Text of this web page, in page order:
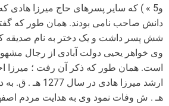
و5 » ) که سایر پسرهای حاج میرزا هادی
دانش صاحب نامی بودند. همان طور که
شش پسر داشت و یک دختر به نام صدیقه
وی خواهر یحیی دولت آبادی از رجال
است. همان طور که ذکر آن رفت ؛ میرزا